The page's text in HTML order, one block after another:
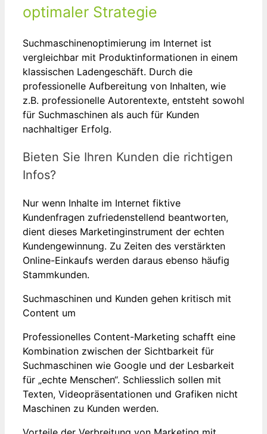
optimaler Strategie
Suchmaschinenoptimierung im Internet ist
vergleichbar mit Produktinformationen in einem
klassischen Ladengeschäft. Durch die
professionelle Aufbereitung von Inhalten, wie
z.B. professionelle Autorentexte, entsteht sowohl
für Suchmaschinen als auch für Kunden
nachhaltiger Erfolg.
Bieten Sie Ihren Kunden die richtigen
Infos?
Nur wenn Inhalte im Internet fiktive
Kundenfragen zufriedenstellend beantworten,
dient dieses Marketinginstrument der echten
Kundengewinnung. Zu Zeiten des verstärkten
Online-Einkaufs werden daraus ebenso häufig
Stammkunden.
Suchmaschinen und Kunden gehen kritisch mit
Content um
Professionelles Content-Marketing schafft eine
Kombination zwischen der Sichtbarkeit für
Suchmaschinen wie Google und der Lesbarkeit
für „echte Menschen“. Schliesslich sollen mit
Texten, Videopräsentationen und Grafiken nicht
Maschinen zu Kunden werden.